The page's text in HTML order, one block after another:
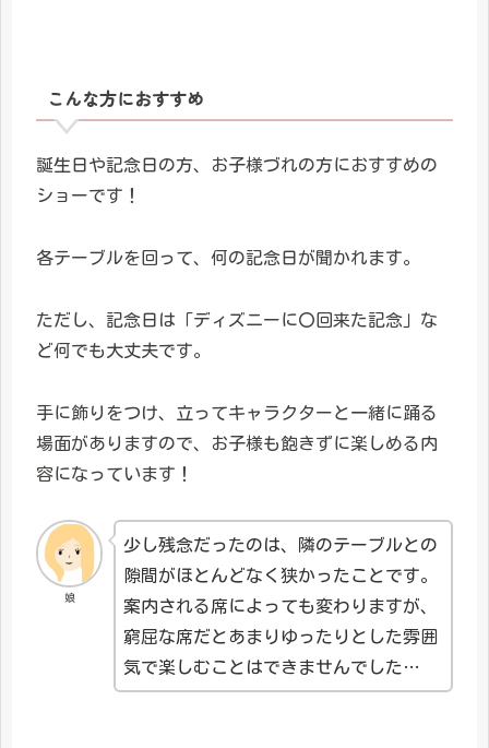
こんな方におすすめ
誕生日や記念日の方、お子様づれの方におすすめの
ショーです！
各テーブルを回って、何の記念日が聞かれます。
ただし、記念日は「ディズニーに〇回来た記念」な
ど何でも大丈夫です。
手に飾りをつけ、立ってキャラクターと一緒に踊る
場面がありますので、お子様も飽きずに楽しめる内
容になっています！
娘
少し残念だったのは、隣のテーブルとの
隙間がほとんどなく狭かったことです。
案内される席によっても変わりますが、
窮屈な席だとあまりゆったりとした雰囲
気で楽しむことはできませんでした…